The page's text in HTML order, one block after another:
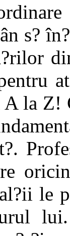
s?
la Z!
le